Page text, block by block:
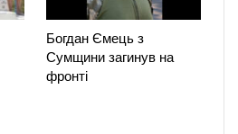
Богдан Ємець з
Сумщини загинув на
фронті